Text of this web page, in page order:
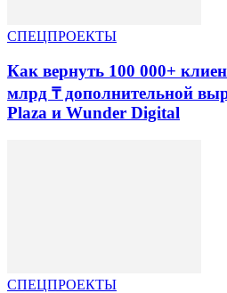
СПЕЦПРОЕКТЫ
Как вернуть 100 000+
млрд ₸ дополнительной
Plaza и Wunder Digital
СПЕЦПРОЕКТЫ